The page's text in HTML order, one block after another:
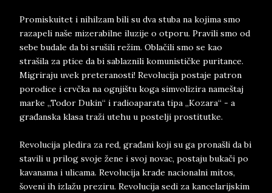
Promiskuitet i nihilzam bili su dva stuba na kojima smo
razapeli naše mizerabilne iluzije o otporu. Pravili smo od
sebe budale da bi srušili režim. Oblačili smo se kao
strašila za ptice da bi sablaznili komunističke puritance.
Migriraju uvek preteranosti! Revolucija postaje patron
porodice i crvčka na ognjištu koga simvolizira nameštaj
marke „Todor Dukin“ i radioaparata tipa „Kozara“ - a
građanska klasa traži utehu u postelji prostitutke.
Revolucija pledira za red, građani koji su ga pronašli da bi
stavili u prilog svoje žene i svoj novac, postaju bukači po
kavanama i ulicama. Revolucija krade nacionalni mitos,
šoveni ih izlažu preziru. Revolucija sedi za kancelarijskim